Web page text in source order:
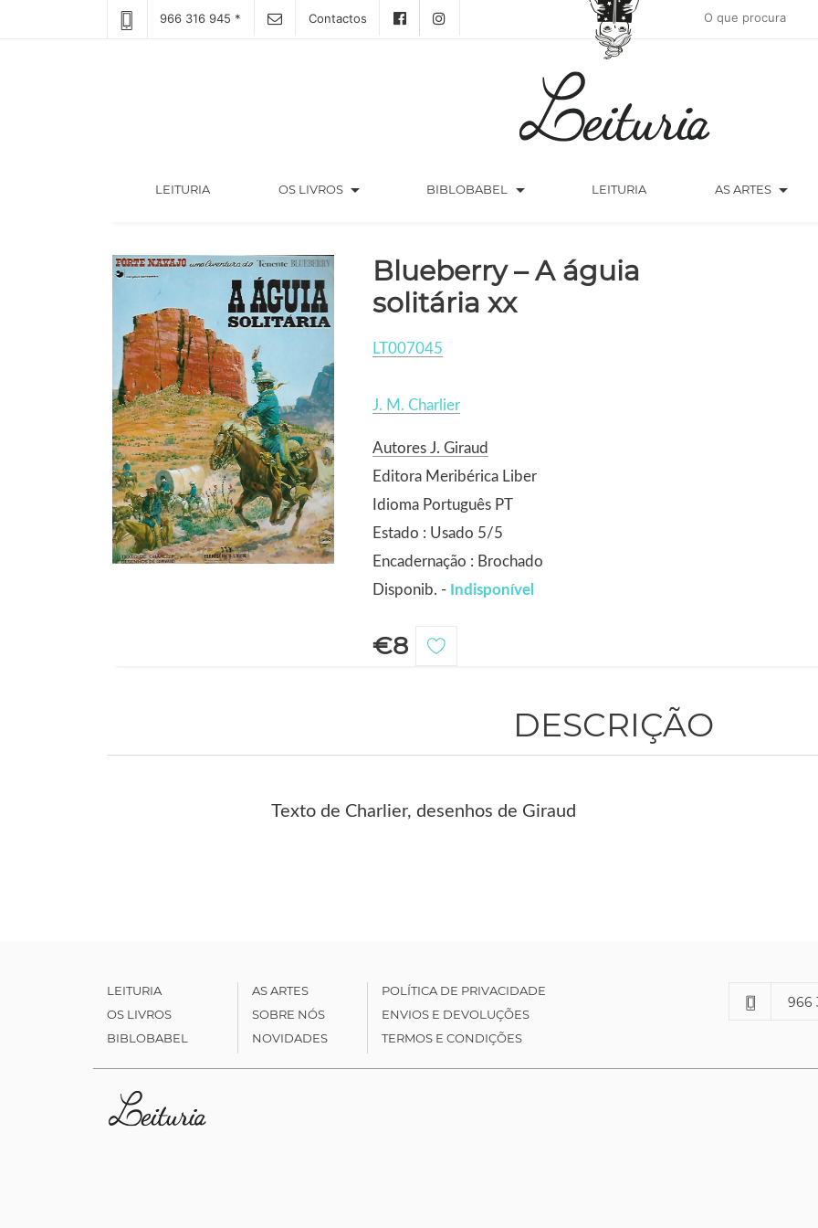
966 316 945 * Contactos
LEITURIA(CURRENT) OS LIVROS arrow_drop_down BIBLOBABEL arrow_drop_down LEITURIA AS ARTES arrow_drop_down
Blueberry – A águia
solitária xx
LT007045
J. M. Charlier
Autores J. Giraud
Editora Meribérica Liber
Idioma Português PT
Estado : Usado 5/5
Encadernação : Brochado
Disponib. - Indisponível
€8
DESCRIÇÃO
Texto de Charlier, desenhos de Giraud
LEITURIA
OS LIVROS
BIBLOBABEL
AS ARTES
SOBRE NÓS
NOVIDADES
POLÍTICA DE PRIVACIDADE
ENVIOS E DEVOLUÇÕES
TERMOS E CONDIÇÕES
966